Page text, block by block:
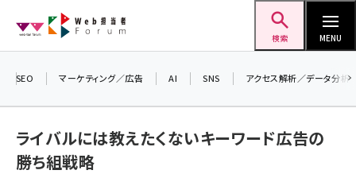
ン
検索 MENU
SEO マーケティング／広告 AI SNS アクセス解析／データ分析
ライバルには教えたくないキーワード広告の
勝ち組戦略
＼ 8月27日開催、申し込み受付中！ ／
マーケティング フォーラム 2026」開催！
▼申し込みはこちらから▼